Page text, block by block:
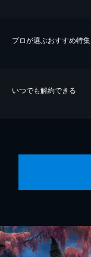
プロが選ぶおすすめ特集
いつでも解約できる